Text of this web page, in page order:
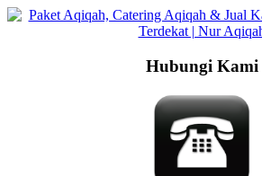
Langsung
Hubungi Kami